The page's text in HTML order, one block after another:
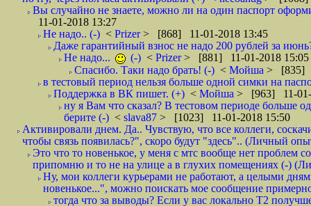
Вы случайно не знаете, можно ли на один паспорт
11-01-2018 13:27
Не надо.. (-) < Prizer> [868] 11-01-2018 13:45
Даже гарантийный взнос не надо 200 рублей за
Не надо...
(-) < Prizer> [881] 11-01-2018 15:05
Спасибо. Таки надо брать! (-) < Мойша > [835]
в тестовый период нельзя больше одной симки на
Поддержка в ВК пишет. (+) < Мойша > [963] 11-01-
ну я Вам что сказал? В тестовом периоде больше
берите (-) < slava87 > [1023] 11-01-2018 15:50
Активировали днем. Да.. Чувствую, что все коллеги,
чтобы связь появилась?", скоро будут "здесь".. (Личный
Это что то новенькое, у меня с мтс вообще нет проблем
припомню и то не на улице а в глухих помещениях (-)
Ну, мои коллеги курьерами не работают, а целыми
новенькое...", можно поискать мое сообщение
тогда что за выводы? Если у вас локально Т2